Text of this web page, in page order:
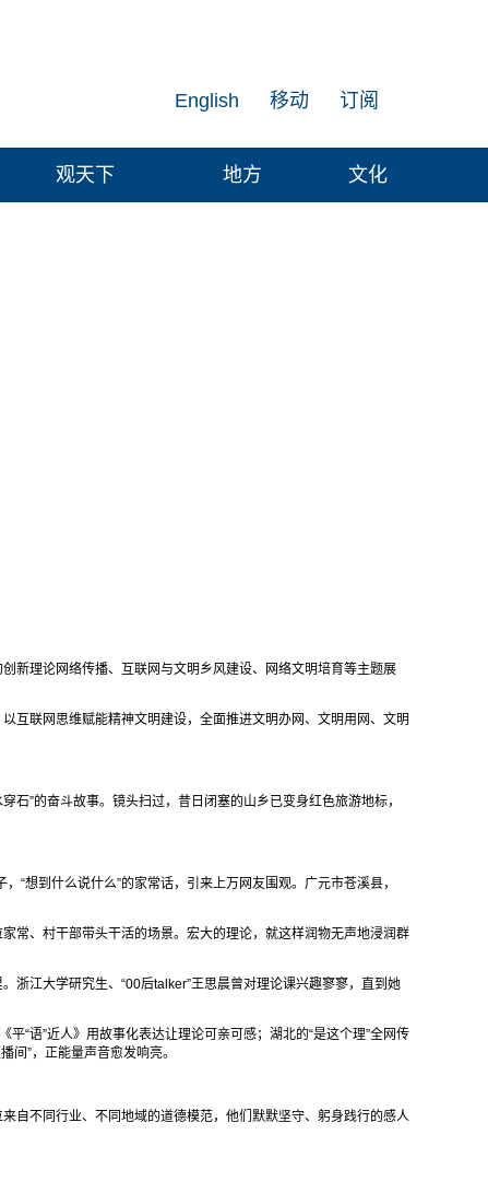
订阅
移动
English
观天下 地方 文化
新理论网络传播、互联网与文明乡风建设、网络文明培育等主题展
互联网思维赋能精神文明建设，全面推进文明办网、文明用网、文明
石”的奋斗故事。镜头扫过，昔日闭塞的山乡已变身红色旅游地标，
“想到什么说什么”的家常话，引来上万网友围观。广元市苍溪县，
常、村干部带头干活的场景。宏大的理论，就这样润物无声地浸润群
浙江大学研究生、“00后talker”王思晨曾对理论课兴趣寥寥，直到她
“语”近人》用故事化表达让理论可亲可感；湖北的“是这个理”全网传
间”，正能量声音愈发响亮。
自不同行业、不同地域的道德模范，他们默默坚守、躬身践行的感人